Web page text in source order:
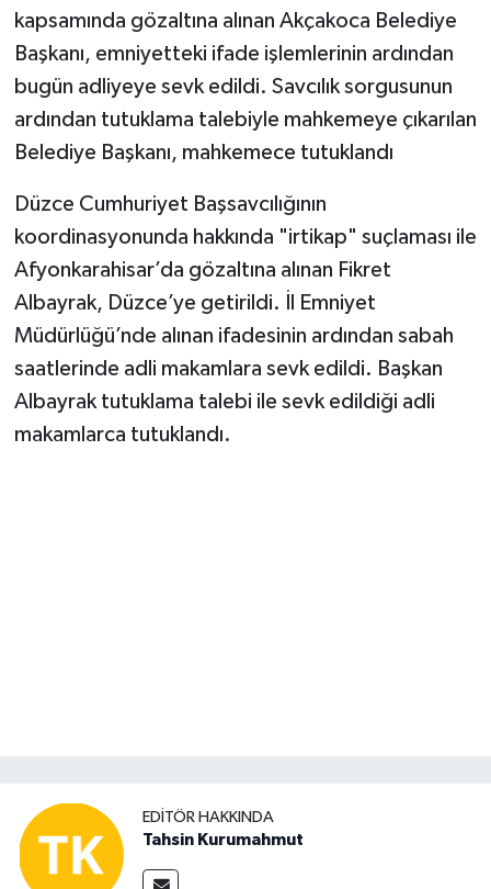
kapsamında gözaltına alınan Akçakoca Belediye
Başkanı, emniyetteki ifade işlemlerinin ardından
bugün adliyeye sevk edildi. Savcılık sorgusunun
ardından tutuklama talebiyle mahkemeye çıkarılan
Belediye Başkanı, mahkemece tutuklandı
Düzce Cumhuriyet Başsavcılığının
koordinasyonunda hakkında "irtikap" suçlaması ile
Afyonkarahisar’da gözaltına alınan Fikret
Albayrak, Düzce’ye getirildi. İl Emniyet
Müdürlüğü’nde alınan ifadesinin ardından sabah
saatlerinde adli makamlara sevk edildi. Başkan
Albayrak tutuklama talebi ile sevk edildiği adli
makamlarca tutuklandı.
EDITÖR HAKKINDA
Tahsin Kurumahmut